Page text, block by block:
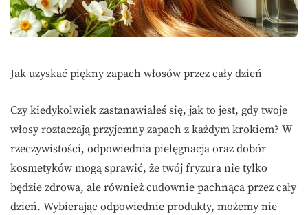
Jak uzyskać piękny zapach włosów przez cały dzień
Czy kiedykolwiek zastanawiałeś się, jak to jest, gdy twoje
włosy roztaczają przyjemny zapach z każdym krokiem? W
rzeczywistości, odpowiednia pielęgnacja oraz dobór
kosmetyków mogą sprawić, że twój fryzura nie tylko
będzie zdrowa, ale również cudownie pachnąca przez cały
dzień. Wybierając odpowiednie produkty, możemy nie